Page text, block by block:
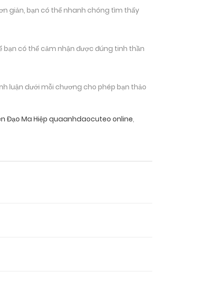
giản, bạn có thể nhanh chóng tìm thấy
có thể cảm nhận được đúng tinh thần
luận dưới mỗi chương cho phép bạn thảo
Đạo Ma Hiệp quaanhdaocuteo online,